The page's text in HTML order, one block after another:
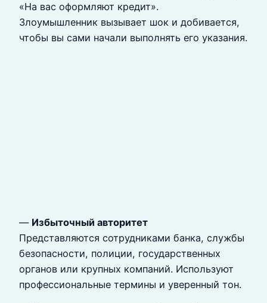
«На вас оформляют кредит».
Злоумышленник вызывает шок и добивается,
чтобы вы сами начали выполнять его указания.
— Избыточный авторитет
Представляются сотрудниками банка, службы
безопасности, полиции, государственных
органов или крупных компаний. Используют
профессиональные термины и уверенный тон.